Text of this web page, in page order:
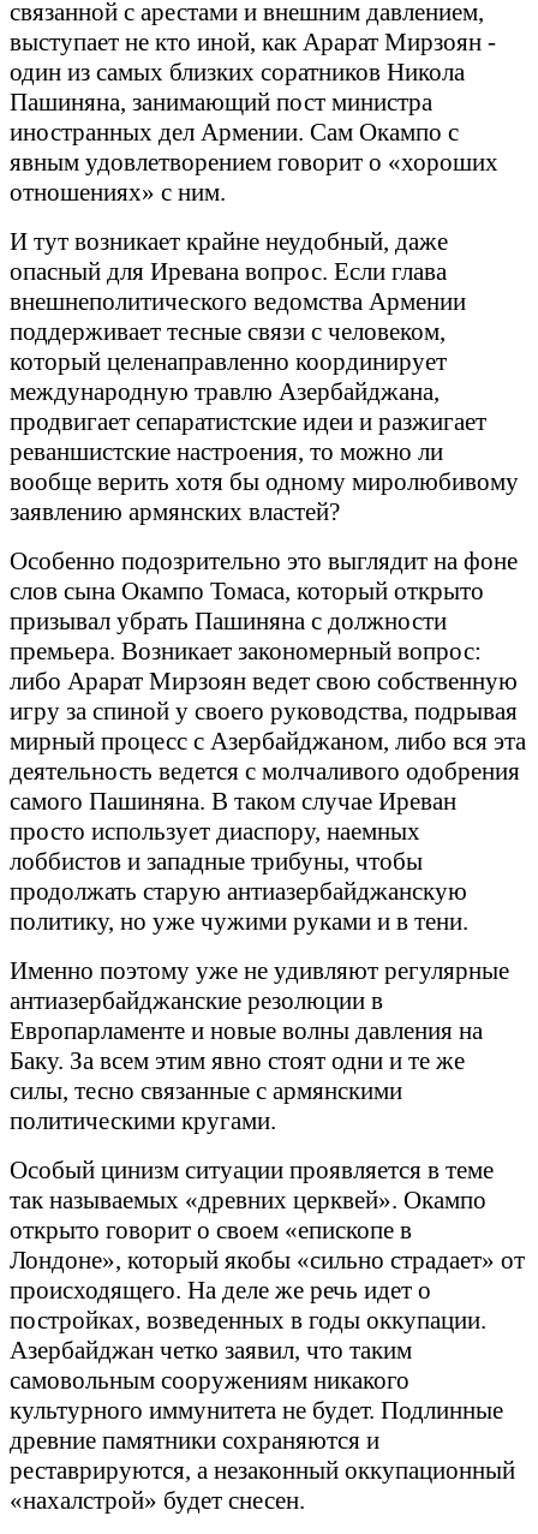
связанной с арестами и внешним давлением,
выступает не кто иной, как Арарат Мирзоян -
один из самых близких соратников Никола
Пашиняна, занимающий пост министра
иностранных дел Армении. Сам Окампо с
явным удовлетворением говорит о «хороших
отношениях» с ним.
И тут возникает крайне неудобный, даже
опасный для Иревана вопрос. Если глава
внешнеполитического ведомства Армении
поддерживает тесные связи с человеком,
который целенаправленно координирует
международную травлю Азербайджана,
продвигает сепаратистские идеи и разжигает
реваншистские настроения, то можно ли
вообще верить хотя бы одному миролюбивому
заявлению армянских властей?
Особенно подозрительно это выглядит на фоне
слов сына Окампо Томаса, который открыто
призывал убрать Пашиняна с должности
премьера. Возникает закономерный вопрос:
либо Арарат Мирзоян ведет свою собственную
игру за спиной у своего руководства, подрывая
мирный процесс с Азербайджаном, либо вся эта
деятельность ведется с молчаливого одобрения
самого Пашиняна. В таком случае Иреван
просто использует диаспору, наемных
лоббистов и западные трибуны, чтобы
продолжать старую антиазербайджанскую
политику, но уже чужими руками и в тени.
Именно поэтому уже не удивляют регулярные
антиазербайджанские резолюции в
Европарламенте и новые волны давления на
Баку. За всем этим явно стоят одни и те же
силы, тесно связанные с армянскими
политическими кругами.
Особый цинизм ситуации проявляется в теме
так называемых «древних церквей». Окампо
открыто говорит о своем «епископе в
Лондоне», который якобы «сильно страдает» от
происходящего. На деле же речь идет о
постройках, возведенных в годы оккупации.
Азербайджан четко заявил, что таким
самовольным сооружениям никакого
культурного иммунитета не будет. Подлинные
древние памятники сохраняются и
реставрируются, а незаконный оккупационный
«нахалстрой» будет снесен.